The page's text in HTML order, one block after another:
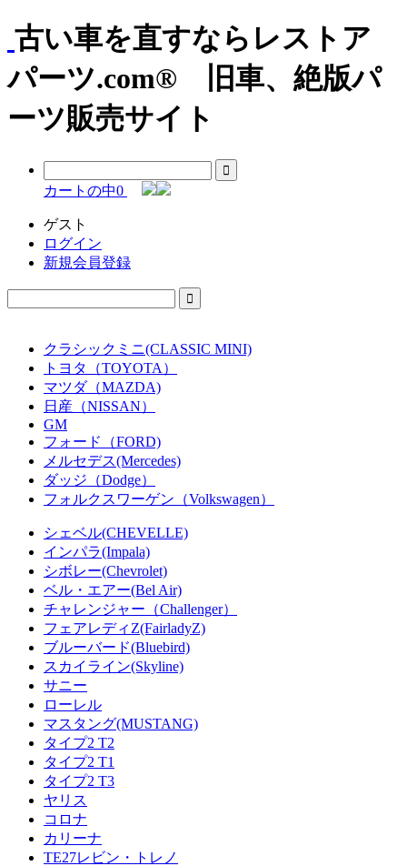
古い車を直すならレストア
パーツ.com® 旧車、絶版パ
ーツ販売サイト
カートの中0
ゲスト
ログイン
新規会員登録
クラシックミニ(CLASSIC MINI)
トヨタ（TOYOTA）
マツダ（MAZDA)
日産（NISSAN）
GM
フォード（FORD)
メルセデス(Mercedes)
ダッジ（Dodge）
フォルクスワーゲン（Volkswagen）
シェベル(CHEVELLE)
インパラ(Impala)
シボレー(Chevrolet)
ベル・エアー(Bel Air)
チャレンジャー（Challenger）
フェアレディZ(FairladyZ)
ブルーバード(Bluebird)
スカイライン(Skyline)
サニー
ローレル
マスタング(MUSTANG)
タイプ2 T2
タイプ2 T1
タイプ2 T3
ヤリス
コロナ
カリーナ
TE27レビン・トレノ